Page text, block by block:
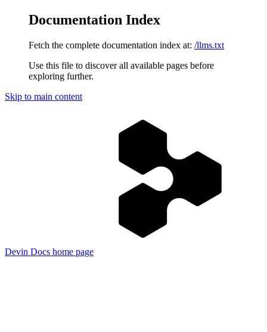
Documentation Index
Fetch the complete documentation index at: /llms.txt
Use this file to discover all available pages before
exploring further.
Skip to main content
Devin Docs home page